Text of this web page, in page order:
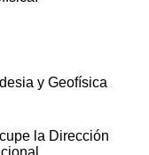
y Geofísica
la Dirección